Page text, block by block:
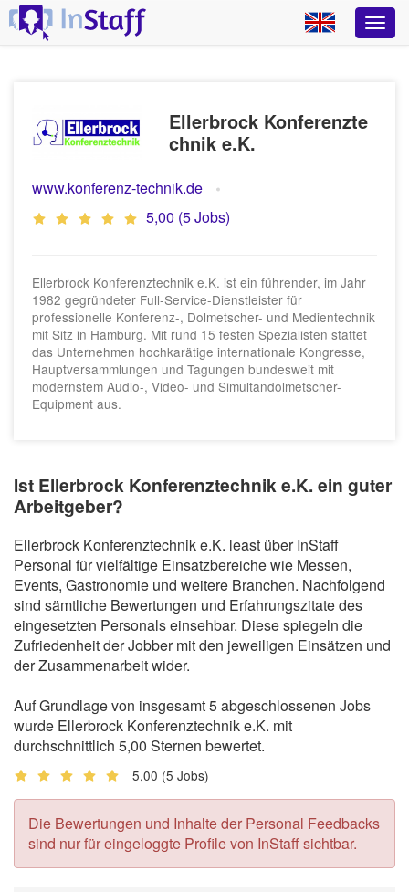
Ellerbrock Konferenzte
chnik e.K.
www.konferenz-technik.de
5,00 (5 Jobs)
Ellerbrock Konferenztechnik e.K. ist ein führender, im Jahr
1982 gegründeter Full-Service-Dienstleister für
professionelle Konferenz-, Dolmetscher- und Medientechnik
mit Sitz in Hamburg. Mit rund 15 festen Spezialisten stattet
das Unternehmen hochkarätige internationale Kongresse,
Hauptversammlungen und Tagungen bundesweit mit
modernstem Audio-, Video- und Simultandolmetscher-
Equipment aus.
Ist Ellerbrock Konferenztechnik e.K. ein guter
Arbeitgeber?
Ellerbrock Konferenztechnik e.K. least über InStaff
Personal für vielfältige Einsatzbereiche wie Messen,
Events, Gastronomie und weitere Branchen. Nachfolgend
sind sämtliche Bewertungen und Erfahrungszitate des
eingesetzten Personals einsehbar. Diese spiegeln die
Zufriedenheit der Jobber mit den jeweiligen Einsätzen und
der Zusammenarbeit wider.
Auf Grundlage von insgesamt 5 abgeschlossenen Jobs
wurde Ellerbrock Konferenztechnik e.K. mit
durchschnittlich 5,00 Sternen bewertet.
5,00 (5 Jobs)
Die Bewertungen und Inhalte der Personal Feedbacks
sind nur für eingeloggte Profile von InStaff sichtbar.